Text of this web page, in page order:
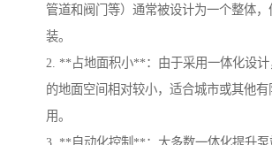
管道和阀门等）通常被设计为一个整体
装。
2. **占地面积小**：由于采用一体化设计
的地面空间相对较小，适合城市或其他
用。